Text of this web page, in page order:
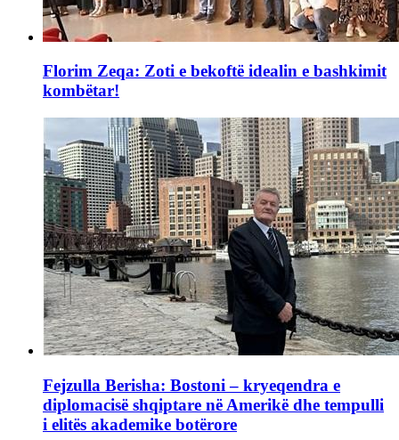
Florim Zeqa: Zoti e bekoftë idealin e bashkimit
kombëtar!
Fejzulla Berisha: Bostoni – kryeqendra e
diplomacisë shqiptare në Amerikë dhe tempulli
i elitës akademike botërore